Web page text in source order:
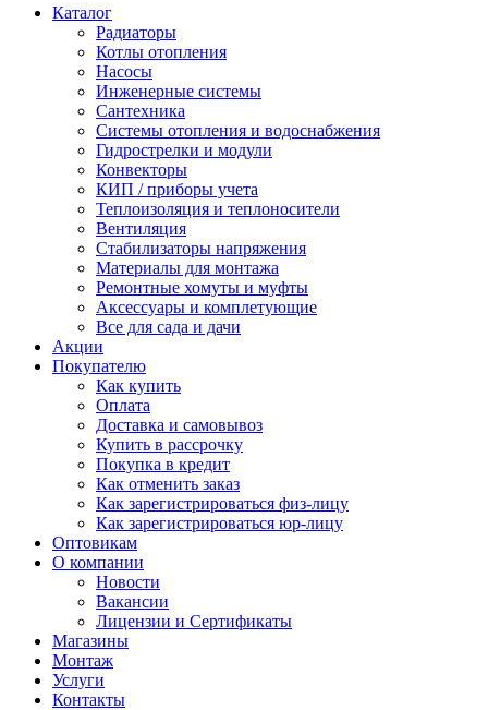
Каталог
Радиаторы
Котлы отопления
Насосы
Инженерные системы
Сантехника
Системы отопления и водоснабжения
Гидрострелки и модули
Конвекторы
КИП / приборы учета
Теплоизоляция и теплоносители
Вентиляция
Стабилизаторы напряжения
Материалы для монтажа
Ремонтные хомуты и муфты
Аксессуары и комплетующие
Все для сада и дачи
Акции
Покупателю
Как купить
Оплата
Доставка и самовывоз
Купить в рассрочку
Покупка в кредит
Как отменить заказ
Как зарегистрироваться физ-лицу
Как зарегистрироваться юр-лицу
Оптовикам
О компании
Новости
Вакансии
Лицензии и Сертификаты
Магазины
Монтаж
Услуги
Контакты